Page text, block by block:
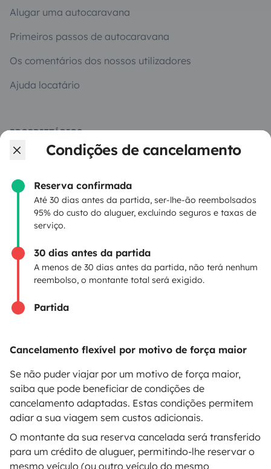
Condições de cancelamento
Reserva confirmada
Até 30 dias antes da partida, ser-lhe-ão reembolsados
95% do custo do aluguer, excluindo seguros e taxas de
serviço.
30 dias antes da partida
A menos de 30 dias antes da partida, não terá nenhum
reembolso, o montante total será exigido.
Partida
Cancelamento flexível por motivo de força maior
Se não puder viajar por um motivo de força maior,
saiba que pode beneficiar de condições de
cancelamento adaptadas. Estas condições permitem
adiar a sua viagem sem custos adicionais.
O montante da sua reserva cancelada será transferido
para um crédito de aluguer, permitindo-lhe reservar o
mesmo veículo (ou outro veículo do mesmo
Alugar uma autocaravana
Primeiros passos de autocaravana
Os comentários dos nossos utilizadores
Ajuda locatário
PROPRIETÁRIOS
Contrato de aluguer
Seguro de aluguer
Assistências de aluguer
Ajuda proprietário
Pagamento em prestações
Descarregar na
Apple Store
Disponível na
Google Play